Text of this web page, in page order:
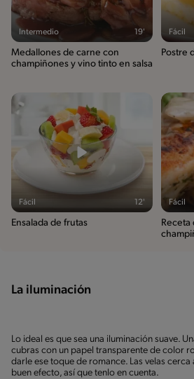
Intermedio 19'
Medallones de carne con
champiñones y vino tinto en salsa
Fácil
Postre
Fácil 12'
Ensalada de frutas
Fácil
Receta
La iluminación
Lo ideal es que sea una iluminación suave.
cubras con un papel transparente de color
darle ese toque de romance. Las velas cerca
buen efecto, así que tenlo en cuenta.